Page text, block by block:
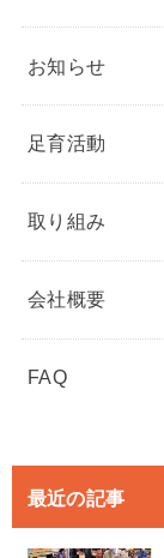
お知らせ
足育活動
取り組み
会社概要
FAQ
最近の記事